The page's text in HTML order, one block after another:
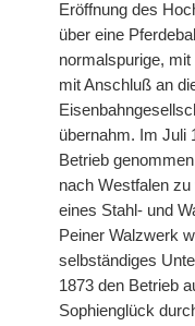
Eröffnung des
über eine
normalspurige,
mit Anschluß an
übernahm. Im Juli
Betrieb
nach Westfalen
eines Stahl- und
Peiner Walzwerk
selbständiges
1873 den Betrieb
Sophienglück